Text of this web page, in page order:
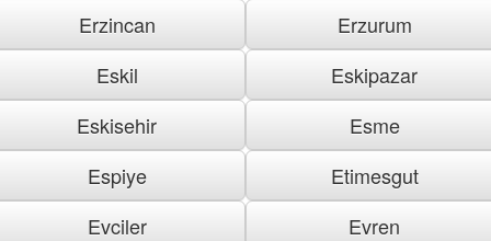
Erzincan
Erzurum
Eskil
Eskipazar
Eskisehir
Esme
Espiye
Etimesgut
Evciler
Evren